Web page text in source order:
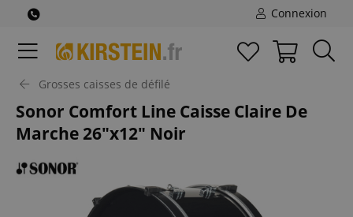
Connexion
Grosses caisses de défilé
Sonor Comfort Line Caisse Claire De
Marche 26"x12" Noir